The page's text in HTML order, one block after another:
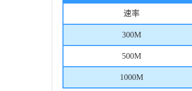
速率
300M
500M
1000M